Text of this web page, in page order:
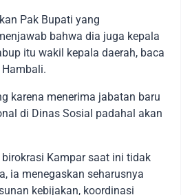
Pak Bupati yang
bahwa dia juga kepala
itu wakil kepala daerah, baca
karena menerima jabatan baru
di Dinas Sosial padahal akan
Kampar saat ini tidak
ia menegaskan seharusnya
kebijakan, koordinasi